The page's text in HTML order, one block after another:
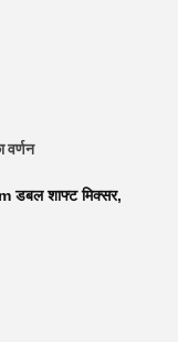
वर्णन
डबल शाफ्ट मिक्सर,